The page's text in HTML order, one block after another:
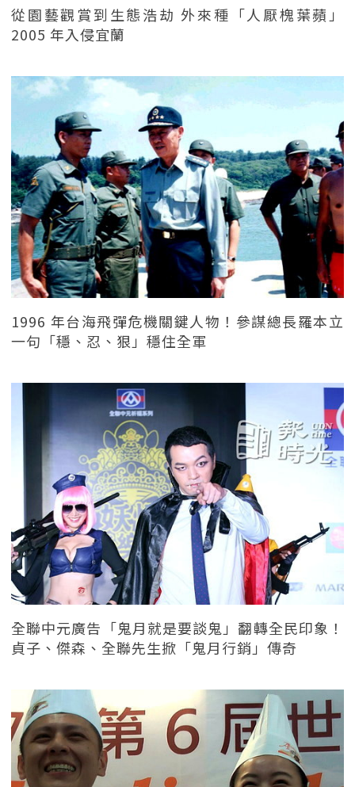
從園藝觀賞到生態浩劫 外來種「人厭槐葉蘋」
2005 年入侵宜蘭
1996 年台海飛彈危機關鍵人物！參謀總長羅本立
一句「穩、忍、狠」穩住全軍
全聯中元廣告「鬼月就是要談鬼」翻轉全民印象！
貞子、傑森、全聯先生掀「鬼月行銷」傳奇